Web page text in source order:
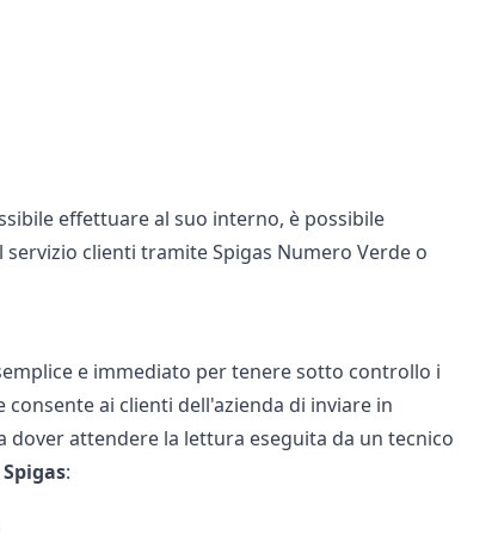
effettuare al suo interno, è possibile
clienti tramite Spigas Numero Verde o
e immediato per tenere sotto controllo i
consente ai clienti dell'azienda di inviare in
attendere la lettura eseguita da un tecnico
Spigas: